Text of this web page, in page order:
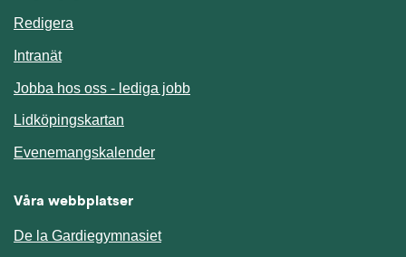
Redigera
IntranätLänk till annan webbplats.
Jobba hos oss - lediga jobb
Lidköpingskartan
EvenemangskalenderLänk till annan webbplats.
Våra webbplatser
De la Gardiegymnasiet